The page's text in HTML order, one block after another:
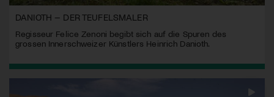
DANIOTH – DER TEUFELSMALER
Regisseur Felice Zenoni begibt sich auf die Spuren des
grossen Innerschweizer Künstlers Heinrich Danioth.